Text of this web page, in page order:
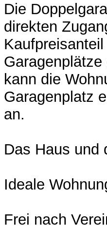
Die
direkten
kann die
Garagenplatz
an.
Das Haus und
Ideale
Frei nach